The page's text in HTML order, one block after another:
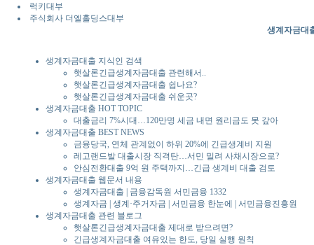
럭키대부
주식회사 더엘홀딩스대부
생계자금대
생계자금대출 지식인 검색
햇살론긴급생계자금대출 관련해서..
햇살론긴급생계자금대출 쉽나요?
햇살론긴급생계자금대출 쉬운곳?
생계자금대출 HOT TOPIC
대출금리 7%시대…120만명 세금 내면 원리금도 못 갚아
생계자금대출 BEST NEWS
금융당국, 연체 관계없이 하위 20%에 긴급생계비 지원
레고랜드발 대출시장 직격탄…서민 밀려 사채시장으로?
안심전환대출 9억 원 주택까지…긴급 생계비 대출 검토
생계자금대출 웹문서 내용
생계자금대출 | 금융감독원 서민금융 1332
생계자금 | 생계·주거자금 | 서민금융 한눈에 | 서민금융진흥원
생계자금대출 관련 블로그
햇살론긴급생계자금대출 제대로 받으려면?
긴급생계자금대출 여유있는 한도, 당일 실행 원칙